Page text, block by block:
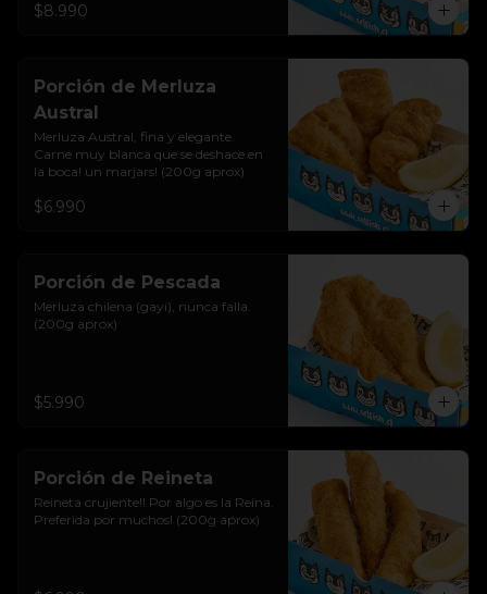
$8.990
Porción de Merluza
Austral
Merluza Austral, fina y elegante.
Carne muy blanca que se deshace en
la boca! un marjars! (200g aprox)
$6.990
Porción de Pescada
Merluza chilena (gayi), nunca falla.
(200g aprox)
$5.990
Porción de Reineta
Reineta crujiente!! Por algo es la Reina.
Preferida por muchos! (200g aprox)